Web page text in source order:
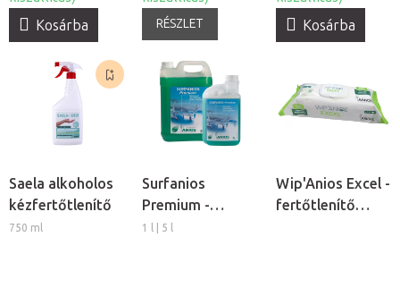
Kosárba
RÉSZLET
Kosárba
Saela alkoholos
kézfertőtlenítő
750 ml
Surfanios
Premium -
tisztító- és
1 l | 5 l
Wip'Anios Excel -
fertőtlenítő